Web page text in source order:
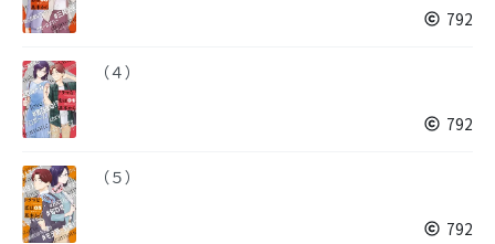
792
（４）
792
（５）
792